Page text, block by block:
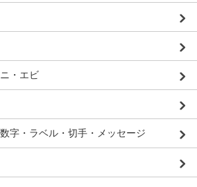
・エビ
字・ラベル・切手・メッセージ